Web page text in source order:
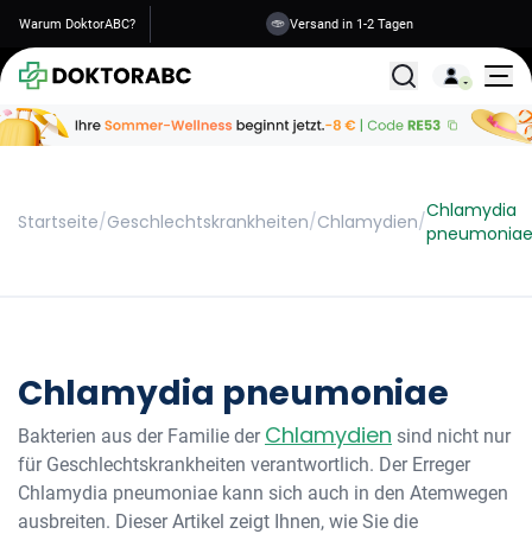
Warum DoktorABC? Versand in 1-2 Tagen
Alle
Startseite/Geschlechtskrankheiten/Chlamydien/Chlamydia
pneumoniae
Chlamydia pneumoniae
Bakterien aus der Familie der Chlamydien sind nicht nur
für Geschlechtskrankheiten verantwortlich. Der Erreger
Chlamydia pneumoniae kann sich auch in den Atemwegen
ausbreiten. Dieser Artikel zeigt Ihnen, wie Sie die